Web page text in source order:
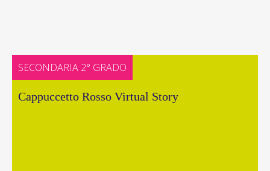
SECONDARIA 2° GRADO
Cappuccetto Rosso Virtual Story